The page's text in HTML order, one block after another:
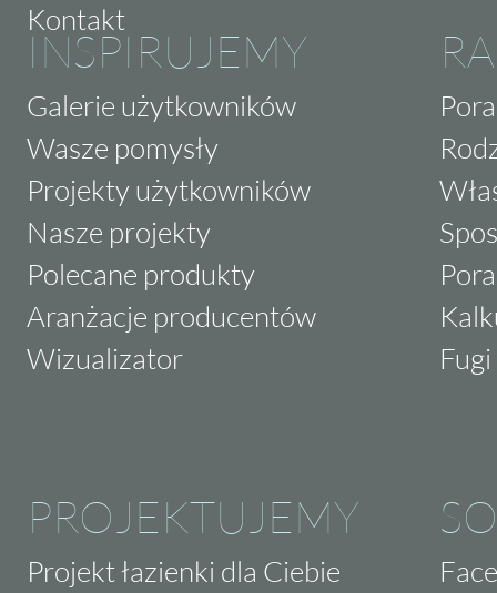
Kontakt
INSPIRUJEMY
Galerie użytkowników
Wasze pomysły
Projekty użytkowników
Nasze projekty
Polecane produkty
Aranżacje producentów
Wizualizator
PROJEKTUJEMY
Projekt łazienki dla Ciebie